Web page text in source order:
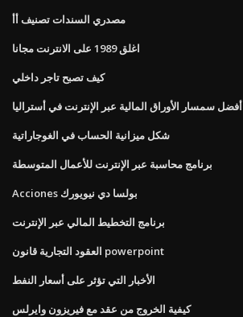
مصدري السندات تصنيف أأ
اغلق 1989 على الانترنت مجانا
كيف تصبح تاجر داخلي
أفضل سمسار الأوراق المالية عبر الإنترنت في أستراليا
شكل ميزانية الحساب في الغوجاراتية
برنامج محاسبة عبر الإنترنت للأعمال المتوسطة
Acciones بولسا دي نيويورك
برنامج التخطيط المالي عبر الإنترنت
العقود التجارية قانون powerpoint
الأخبار التي تؤثر على أسعار النفط
كيفية الخروج من عقد مع فيريزون وايرلس